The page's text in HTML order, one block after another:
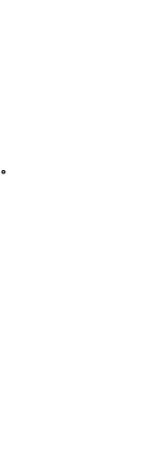
。